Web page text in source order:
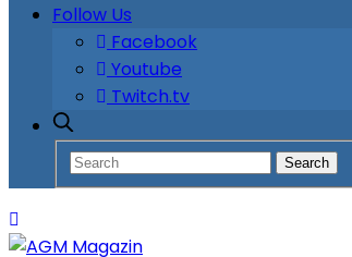
Follow Us
Facebook
Youtube
Twitch.tv